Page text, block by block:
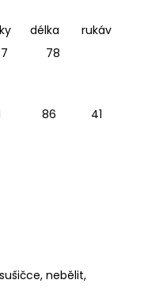
rukáv
78
86 41
nebělit,